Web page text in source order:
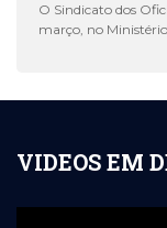
O Sindicato dos
março, no
VIDEOS EM